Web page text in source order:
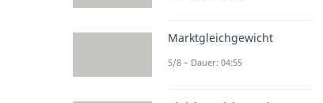
Marktgleichgewicht
5/8 – Dauer: 04:55